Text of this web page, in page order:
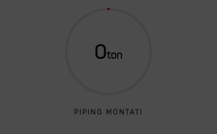
0
PIPING MONTATI